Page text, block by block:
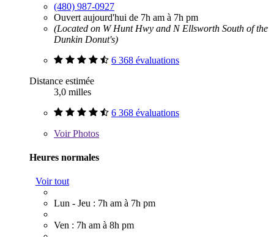
(480) 987-0927
Ouvert aujourd'hui de 7h am à 7h pm
(Located on W Hunt Hwy and N Ellsworth South of the
Dunkin Donut's)
6 368 évaluations
Distance estimée
3,0 milles
6 368 évaluations
VoirPhotos
Heures normales
Voir tout
Lun - Jeu : 7h am à 7h pm
Ven : 7h am à 8h pm